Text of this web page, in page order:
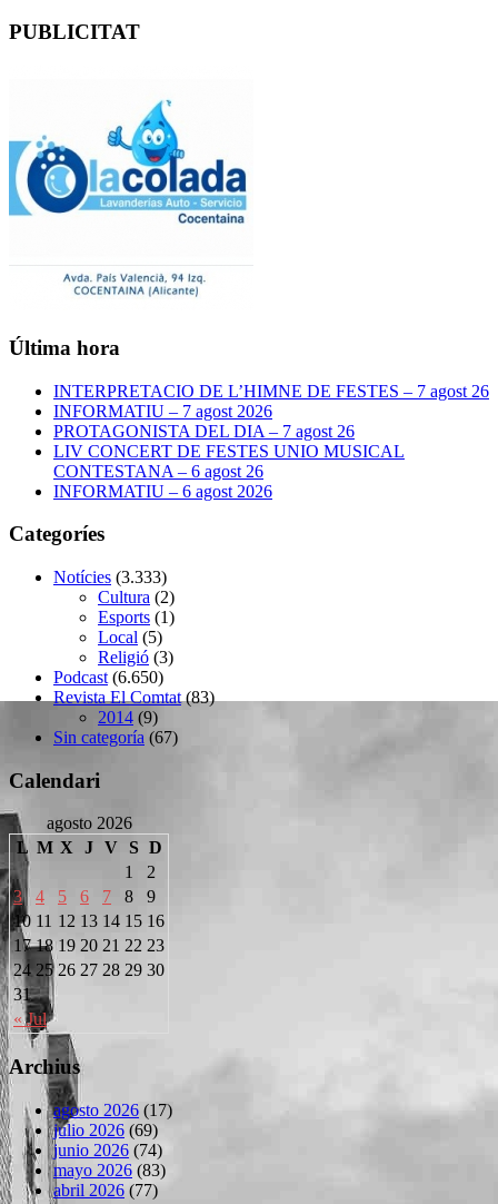
PUBLICITAT
Última hora
INTERPRETACIO DE L’HIMNE DE FESTES – 7 agost 26
INFORMATIU – 7 agost 2026
PROTAGONISTA DEL DIA – 7 agost 26
LIV CONCERT DE FESTES UNIO MUSICAL
CONTESTANA – 6 agost 26
INFORMATIU – 6 agost 2026
Categoríes
Notícies (3.333)
Cultura (2)
Esports (1)
Local (5)
Religió (3)
Podcast (6.650)
Revista El Comtat(83)
2014 (9)
Sin categoría (67)
Calendari
agosto 2026
L M X J V S D
« Jul
1
2
3
4 5 6 7 8
9
10 11 12 13 14 15 16
17 18 19 20 21 22 23
24 25 26 27 28 29 30
31
Archius
agosto 2026 (17)
julio 2026 (69)
junio 2026 (74)
mayo 2026 (83)
abril 2026 (77)